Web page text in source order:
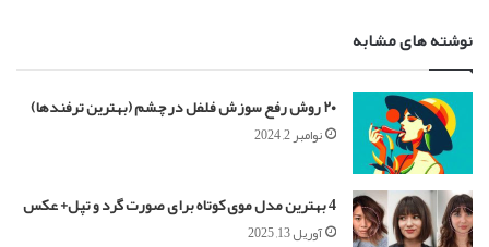
نوشته های مشابه
۲۰ روش رفع سوزش فلفل در چشم (بهترین ترفندها)
نوامبر 2, 2024
4 بهترین مدل موی کوتاه برای صورت گرد و تپل+ عکس
آوریل 13, 2025